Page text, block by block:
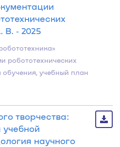
‐ 2025
робототехнических
учебный план
творчества:
научного